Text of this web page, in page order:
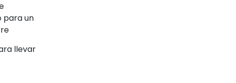
para un
llevar